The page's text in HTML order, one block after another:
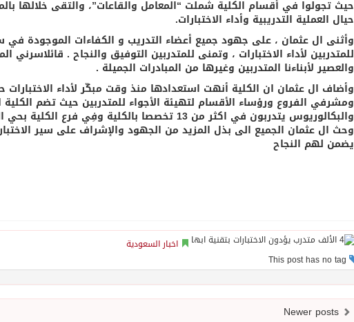
حيث تجولوا في أقسام الكلية شملت “المعامل والقاعات”، والتقى خلالها
حيال العملية التدريبية وأداء الاختبارات.
وأثنى ال عثمان ، على جهود جميع أعضاء التدريب و الكفاءات الموجودة في
للمتدربين لأداء الاختبارات ، وتمنى للمتدربين التوفيق والنجاح .
والعصير لأبناءنا المتدربين وغيرها من المبادرات الجميلة .
وأضاف ال عثمان ان الكلية أنهت استعدادها منذ وقت مبكّر لأداء الاختبارات
والبكالوريوس يتدربون في اكثر من 13 تخصصا بالكلية وفِي فرع الكلية بحي المؤظفين وفرعها برجال المع .
وحث ال عثمان الجميع الى بذل المزيد من الجهود والإشراف على سير
يضمن لهم النجاح
اخبار السعودية